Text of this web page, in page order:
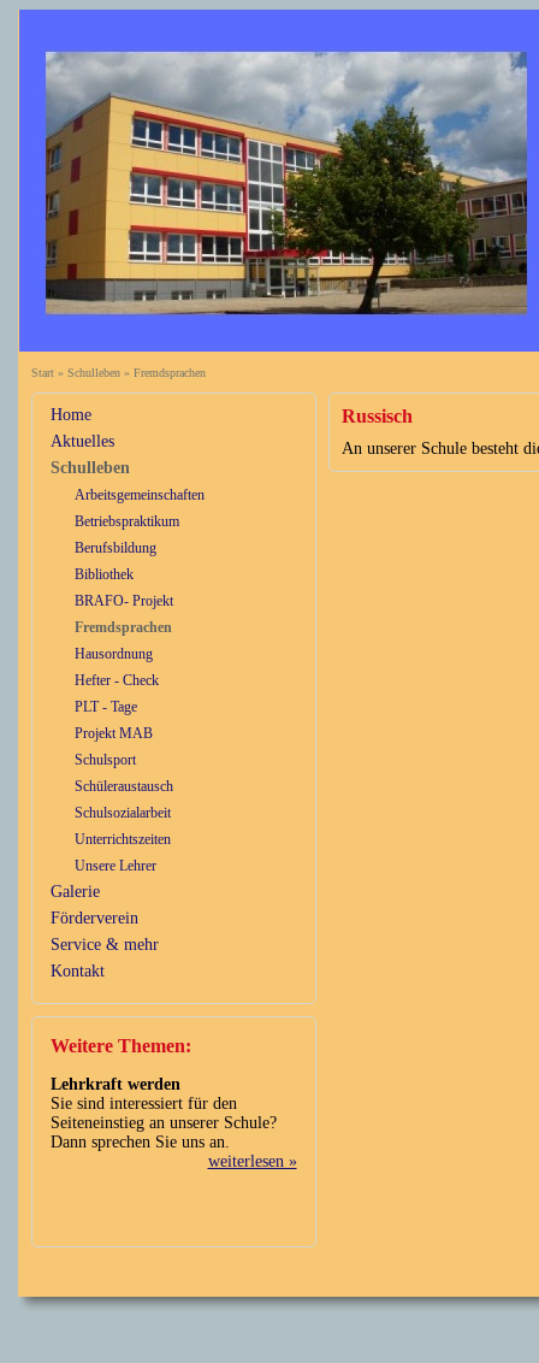
Start» Schulleben» Fremdsprachen
Home
Aktuelles
Schulleben
Arbeitsgemeinschaften
Betriebspraktikum
Berufsbildung
Bibliothek
BRAFO- Projekt
Fremdsprachen
Hausordnung
Hefter - Check
PLT - Tage
Projekt MAB
Schulsport
Schüleraustausch
Schulsozialarbeit
Unterrichtszeiten
Unsere Lehrer
Galerie
Förderverein
Service & mehr
Kontakt
Weitere Themen:
Lehrkraft werden
Sie sind interessiert für den
Seiteneinstieg an unserer Schule?
Dann sprechen Sie uns an.
weiterlesen »
Russisch
An unserer Schule besteht